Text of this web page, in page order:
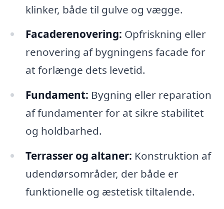
klinker, både til gulve og vægge.
Facaderenovering: Opfriskning eller
renovering af bygningens facade for
at forlænge dets levetid.
Fundament: Bygning eller reparation
af fundamenter for at sikre stabilitet
og holdbarhed.
Terrasser og altaner: Konstruktion af
udendørsområder, der både er
funktionelle og æstetisk tiltalende.